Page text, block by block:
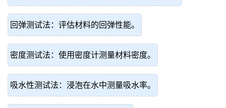
回弹测试法：评估材料的回弹性能。
密度测试法：使用密度计测量材料密度。
吸水性测试法：浸泡在水中测量吸水率。